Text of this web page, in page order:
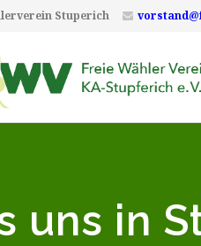
Stuperich
uns in